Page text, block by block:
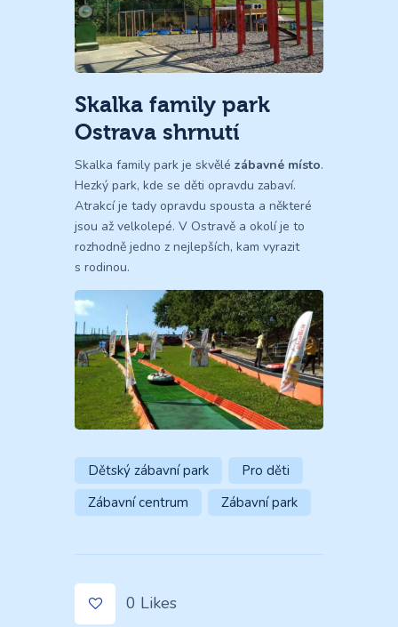
Skalka family park
Ostrava shrnutí
Skalka family park je skvělé zábavné místo.
Hezký park, kde se děti opravdu zabaví.
Atrakcí je tady opravdu spousta a některé
jsou až velkolepé. V Ostravě a okolí je to
rozhodně jedno z nejlepších, kam vyrazit
s rodinou.
Dětský zábavní park
Pro děti
Zábavní centrum
Zábavní park
0 Likes